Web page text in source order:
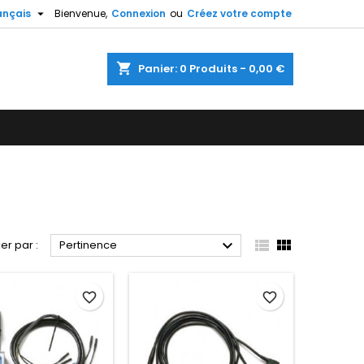
Bienvenue, Connexion ou Créez votre compte

shopping_cart Panier: 0 Produits - 0,00 €
par : Pertinence   
favorite_border favorite_border